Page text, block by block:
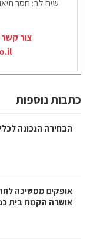
שים לב: חסר
צור
כתבות נוספות
הבחירה הנכונה
אופקים ממשיכה
אושרה הקמת בית